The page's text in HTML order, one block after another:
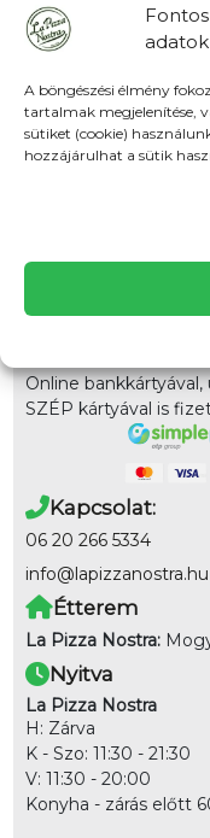
A böngészési élmény
tartalmak megjelenítése,
sütiket (cookie)
hozzájárulhat a sütik
5000Ft) Várható
díj: tételenként 150
Ne állj sorba!
házhoz!
Online
SZÉP kártyával is
Kapcsolat:
06 20 266 5334
info@lapizzanostra.hu
Étterem
La Pizza Nostra:
Nyitva
La Pizza Nostra
H: Zárva
K - Szo: 11:30 - 21:30
V: 11:30 - 20:00
Konyha - zárás előtt